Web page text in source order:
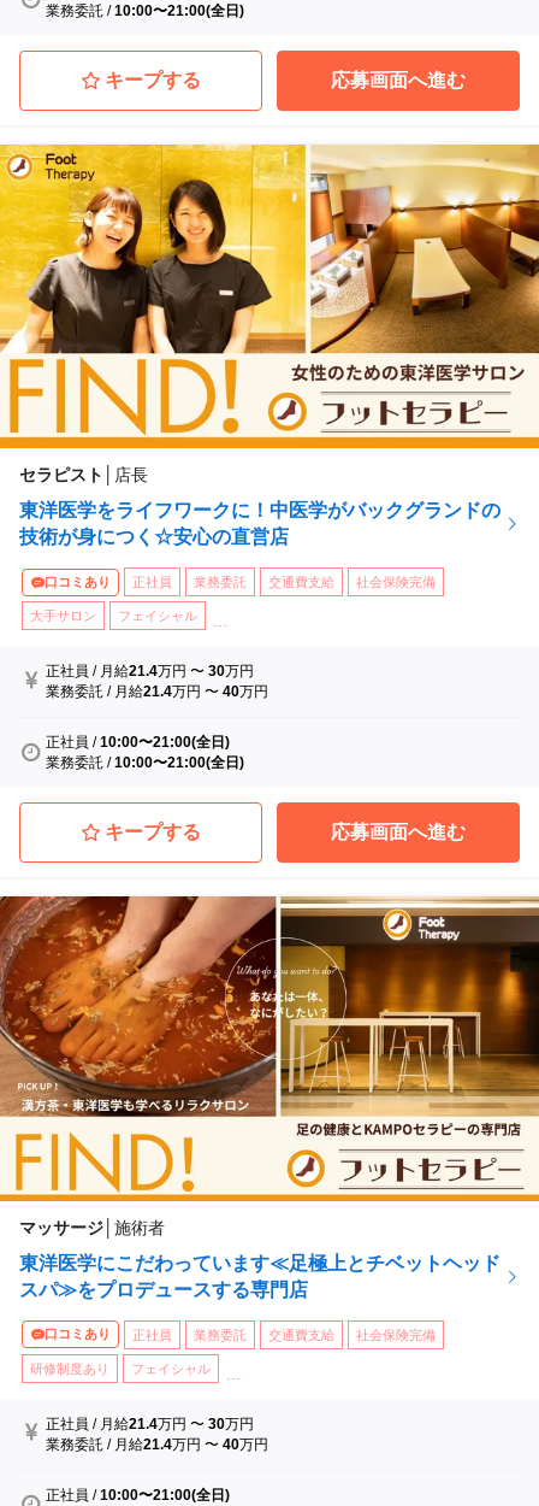
業務委託 /10:00〜21:00(全日)
キープする 応募画面へ進む
セラピスト 店長
東洋医学をライフワークに！中医学がバックグランドの
技術が身につく☆安心の直営店
口コミあり 正社員 業務委託 交通費支給 社会保険完備
大手サロン フェイシャル ...
正社員 / 月給21.4万円 〜30万円
業務委託 / 月給21.4万円 〜40万円
正社員 /10:00〜21:00(全日)
業務委託 /10:00〜21:00(全日)
キープする 応募画面へ進む
マッサージ 施術者
東洋医学にこだわっています≪足極上とチベットヘッド
スパ≫をプロデュースする専門店
口コミあり 正社員 業務委託 交通費支給 社会保険完備
研修制度あり フェイシャル
正社員 / 月給21.4万円 〜30万円
業務委託 / 月給21.4万円 〜40万円
正社員 /10:00〜21:00(全日)